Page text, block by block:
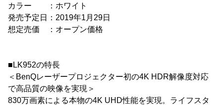
カラー ：ホワイト
発売予定日：2019年1月29日
想定売価 ：オープン価格
■LK952の特長
＜BenQレーザープロジェクター初の4K HDR解像度対応
で高品質の映像を実現＞
830万画素による本物の4K UHD性能を実現。ライフスタ